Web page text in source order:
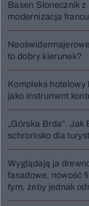
Basen Słonecznik
modernizacja
to dobry kierunek?
Kompleks hotelowy
jako instrument
„Górska Brda”. Jak
schronisko dla
Wyglądają ja
fasadowe, nowość
tym, żeby jednak